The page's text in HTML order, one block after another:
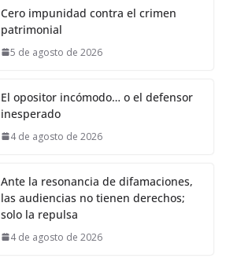
Cero impunidad contra el crimen
patrimonial
5 de agosto de 2026
El opositor incómodo… o el defensor
inesperado
4 de agosto de 2026
Ante la resonancia de difamaciones,
las audiencias no tienen derechos;
solo la repulsa
4 de agosto de 2026